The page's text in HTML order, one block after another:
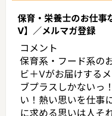
保育・栄養士のお仕事
V】／メルマガ登録
コメント
保育系・フード系の
ビ＋Vがお届けする
ブプラスしかないっ
い！熱い思いを仕事
に求める思いは人そ